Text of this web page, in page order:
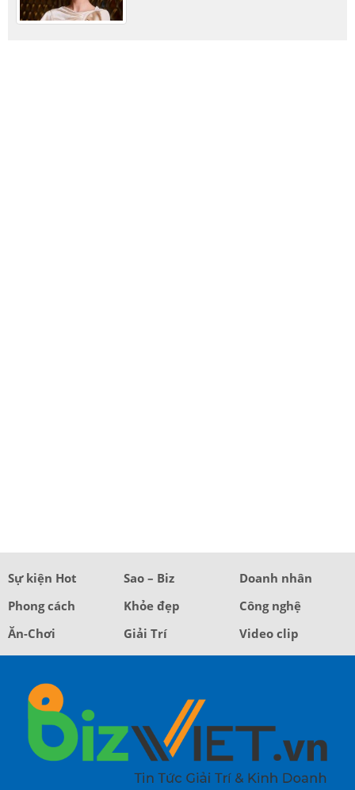
Sự kiện Hot Sao – Biz
Doanh nhân
Phong cách
Khỏe đẹp
Công nghệ
Ăn-Chơi
Giải Trí Video clip